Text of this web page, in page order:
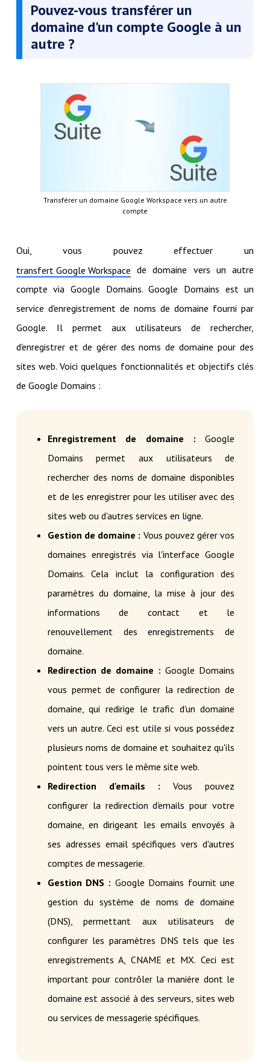
Pouvez-vous transférer un
domaine d'un compte Google à un
autre ?
Transférer un domaine Google Workspace vers un autre
compte
Oui, vous pouvez effectuer un
transfert Google Workspace de domaine vers un autre
compte via Google Domains. Google Domains est un
service d'enregistrement de noms de domaine fourni par
Google. Il permet aux utilisateurs de rechercher,
d'enregistrer et de gérer des noms de domaine pour des
sites web. Voici quelques fonctionnalités et objectifs clés
de Google Domains :
Enregistrement de domaine : Google
Domains permet aux utilisateurs de
rechercher des noms de domaine disponibles
et de les enregistrer pour les utiliser avec des
sites web ou d'autres services en ligne.
Gestion de domaine : Vous pouvez gérer vos
domaines enregistrés via l'interface Google
Domains. Cela inclut la configuration des
paramètres du domaine, la mise à jour des
informations de contact et le
renouvellement des enregistrements de
domaine.
Redirection de domaine : Google Domains
vous permet de configurer la redirection de
domaine, qui redirige le trafic d'un domaine
vers un autre. Ceci est utile si vous possédez
plusieurs noms de domaine et souhaitez qu'ils
pointent tous vers le même site web.
Redirection d'emails :Vous pouvez
configurer la redirection d'emails pour votre
domaine, en dirigeant les emails envoyés à
ses adresses email spécifiques vers d'autres
comptes de messagerie.
Gestion DNS : Google Domains fournit une
gestion du système de noms de domaine
(DNS), permettant aux utilisateurs de
configurer les paramètres DNS tels que les
enregistrements A, CNAME et MX. Ceci est
important pour contrôler la manière dont le
domaine est associé à des serveurs, sites web
ou services de messagerie spécifiques.